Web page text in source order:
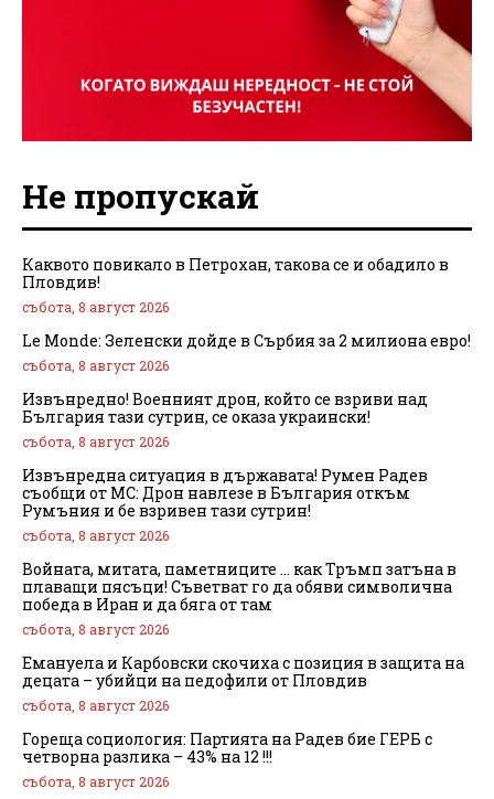
Не пропускай
Каквото повикало в Петрохан, такова се и обадило в
Пловдив!
събота, 8 август 2026
Le Monde: Зеленски дойде в Сърбия за 2 милиона евро!
събота, 8 август 2026
Извънредно! Военният дрон, който се взриви над
България тази сутрин, се оказа украински!
събота, 8 август 2026
Извънредна ситуация в държавата! Румен Радев
съобщи от МС: Дрон навлезе в България откъм
Румъния и бе взривен тази сутрин!
събота, 8 август 2026
Войната, митата, паметниците … как Тръмп затъна в
плаващи пясъци! Съветват го да обяви символична
победа в Иран и да бяга от там
събота, 8 август 2026
Емануела и Карбовски скочиха с позиция в защита на
децата – убийци на педофили от Пловдив
събота, 8 август 2026
Гореща социология: Партията на Радев бие ГЕРБ с
четворна разлика – 43% на 12 !!!
събота, 8 август 2026